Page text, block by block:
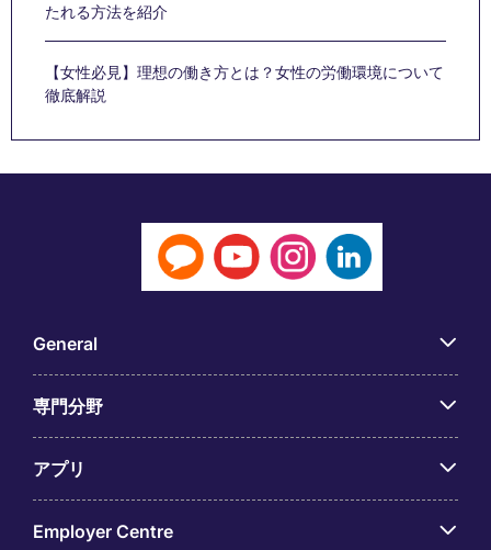
たれる方法を紹介
【女性必見】理想の働き方とは？女性の労働環境について
徹底解説
General
専門分野
アプリ
Employer Centre